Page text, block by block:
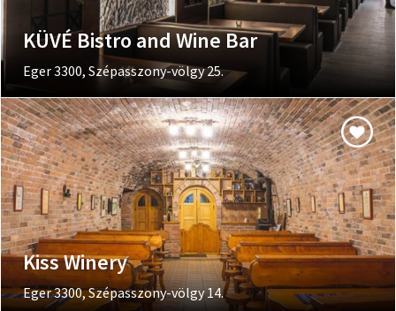
KÜVÉ Bistro and Wine Bar
Eger 3300, Szépasszony-völgy 25.
Kiss Winery
Eger 3300, Szépasszony-völgy 14.